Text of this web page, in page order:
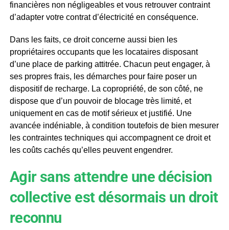
financières non négligeables et vous retrouver contraint
d’adapter votre contrat d’électricité en conséquence.
Dans les faits, ce droit concerne aussi bien les
propriétaires occupants que les locataires disposant
d’une place de parking attitrée. Chacun peut engager, à
ses propres frais, les démarches pour faire poser un
dispositif de recharge. La copropriété, de son côté, ne
dispose que d’un pouvoir de blocage très limité, et
uniquement en cas de motif sérieux et justifié. Une
avancée indéniable, à condition toutefois de bien mesurer
les contraintes techniques qui accompagnent ce droit et
les coûts cachés qu’elles peuvent engendrer.
Agir sans attendre une décision
collective est désormais un droit
reconnu